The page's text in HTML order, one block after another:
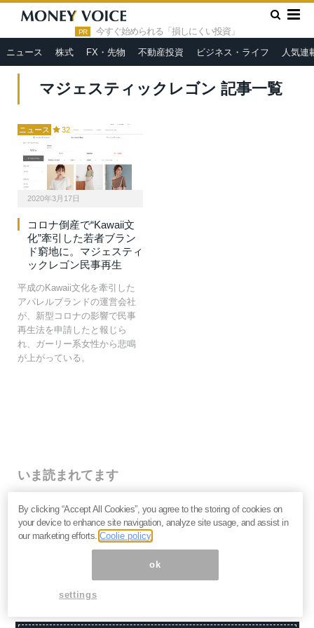
PR 今すぐ始められる「損しにくい投資」
ニュース 株式 FX・先物 不動産投資 ビジネス・ライフ 人気連
HOME » マジェスティックレゴン
マジェスティックレゴン 記事一覧
ニュース 32
2020年3月17日
コロナ倒産で“Kawaii文
化”牽引した若者ブラン
ド窮地に。マジェスティ
ックレゴン民事再生
平成のKawaii文化を牽引した
アパレルブランドの運営会社
が、新型コロナの影響で民事
再生法を申請したと報じら
れ、ガーリー系女性から悲鳴
が上がっている。
いま読まれてます
株価乱高下「アドバンテスト」は買いか？AI特需の行方
と投資リスクを解説＝江口裕臣
株価下落「三菱重工」今が買い？長期投資家が見るべ
き“防衛だけじゃない”強さと投資リスク＝栫井駿介
優待新設「大黒屋HD」は買いか？仕手株説をどう見る
By clicking “Accept All Cookies”, you agree to the storing of cookies on
your device to enhance site navigation, analyze site usage, and assist in
our marketing efforts.Coolie policy
ok
settings